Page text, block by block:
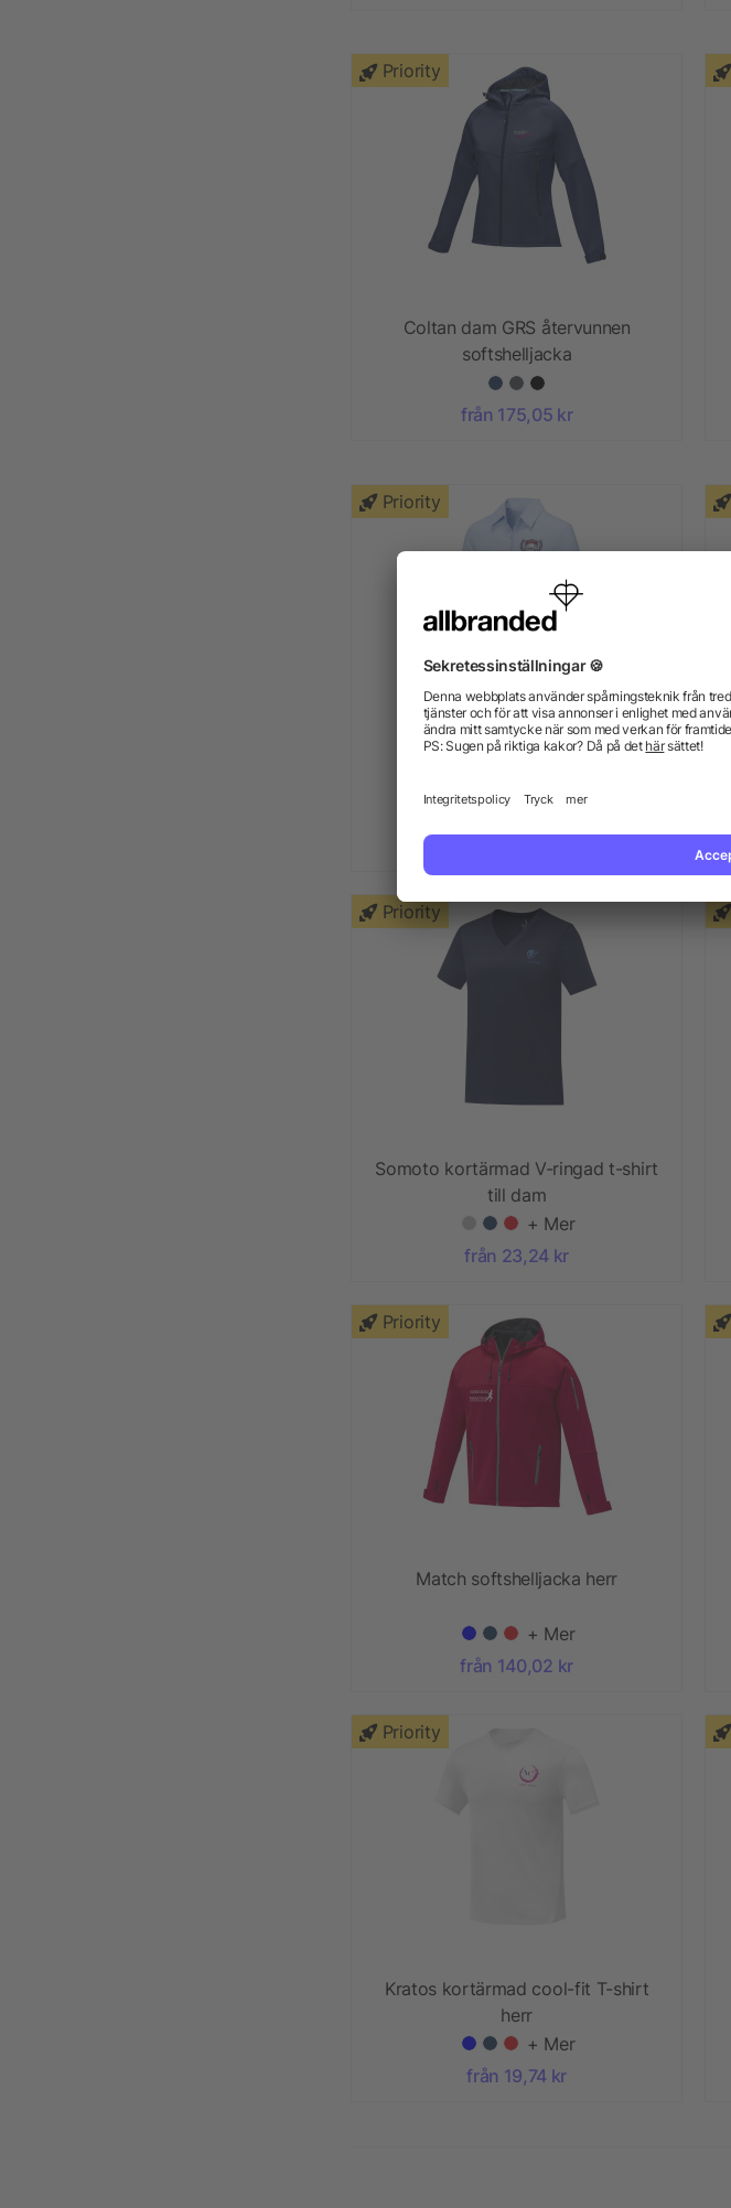
Priority
Coltan dam GRS återvunnen
softshelljacka
från 175,05 kr
Priority
Pollux långärmad damskjorta
+ Mer
Priority
Somoto kortärmad V-ringad t-shirt
till dam
+ Mer
från 23,24 kr
Priority
Match softshelljacka herr
+ Mer
från 140,02 kr
Priority
Kratos kortärmad cool-fit T-shirt
herr
+ Mer
från 19,74 kr